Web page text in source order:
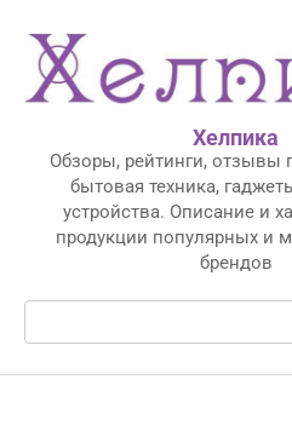
контенту
Хелпика
Обзоры, рейтинги, отзывы
бытовая техника,
устройства. Описание и
продукции популярных и
брендов
Поиск: